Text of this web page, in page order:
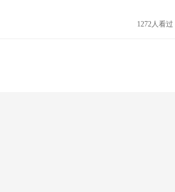
1272人看过